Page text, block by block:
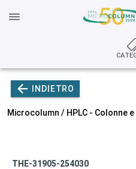
INDIETRO
Microcolumn / HPLC - Colonne
THE-31905-254030